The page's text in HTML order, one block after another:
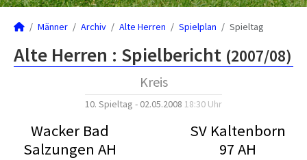
Männer Archiv Alte Herren Spielplan Spieltag
Alte Herren : Spielbericht (2007/08)
Kreis
10. Spieltag - 02.05.2008 18:30 Uhr
Wacker Bad
Salzungen AH
SV Kaltenborn
97 AH